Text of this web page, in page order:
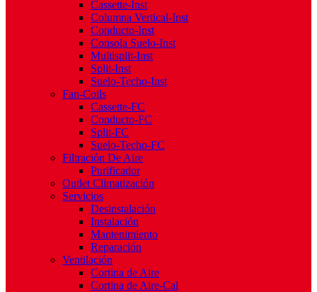
Cassette-Inst
Columna Vertical-Inst
Conducto-Inst
Consola Suelo-Inst
Multisplit-Inst
Split-Inst
Suelo-Techo-Inst
Fan-Coils
Cassette-FC
Conducto-FC
Split-FC
Suelo-Techo-FC
Filtración De Aire
Purificador
Outlet Climatización
Servicios
Desinstalación
Instalación
Mantenimiento
Reparación
Ventilación
Cortina de Aire
Cortina de Aire-Cal